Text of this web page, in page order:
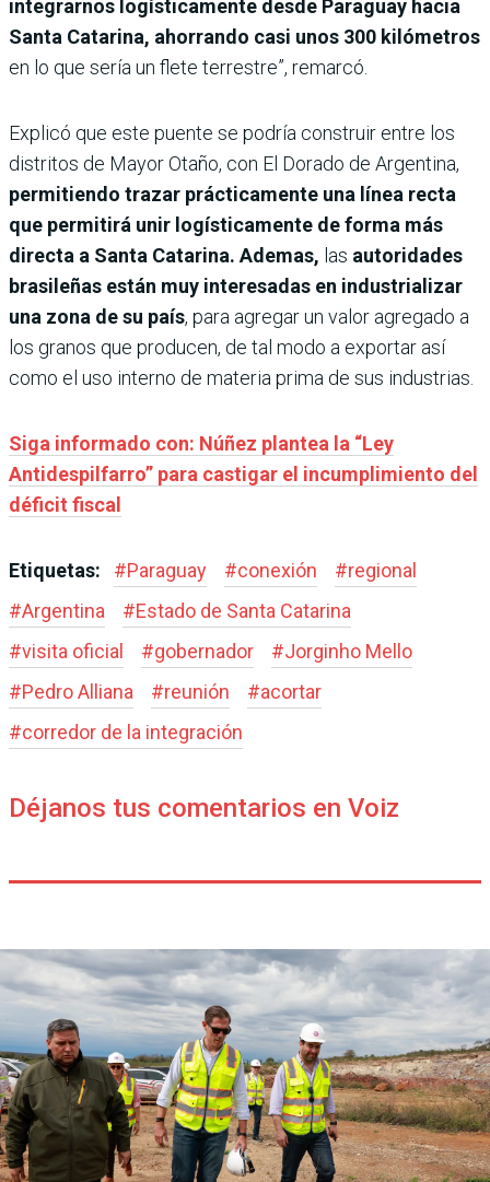
integrarnos logísticamente desde Paraguay hacia
Santa Catarina, ahorrando casi unos 300 kilómetros
en lo que sería un flete terrestre”, remarcó.
Explicó que este puente se podría construir entre los
distritos de Mayor Otaño, con El Dorado de Argentina,
permitiendo trazar prácticamente una línea recta
que permitirá unir logísticamente de forma más
directa a Santa Catarina. Ademas, las autoridades
brasileñas están muy interesadas en industrializar
una zona de su país, para agregar un valor agregado a
los granos que producen, de tal modo a exportar así
como el uso interno de materia prima de sus industrias.
Siga informado con: Núñez plantea la “Ley
Antidespilfarro” para castigar el incumplimiento del
déficit fiscal
Etiquetas: #Paraguay #conexión #regional
#Argentina #Estado de Santa Catarina
#visita oficial #gobernador #Jorginho Mello
#Pedro Alliana #reunión #acortar
#corredor de la integración
Déjanos tus comentarios en Voiz